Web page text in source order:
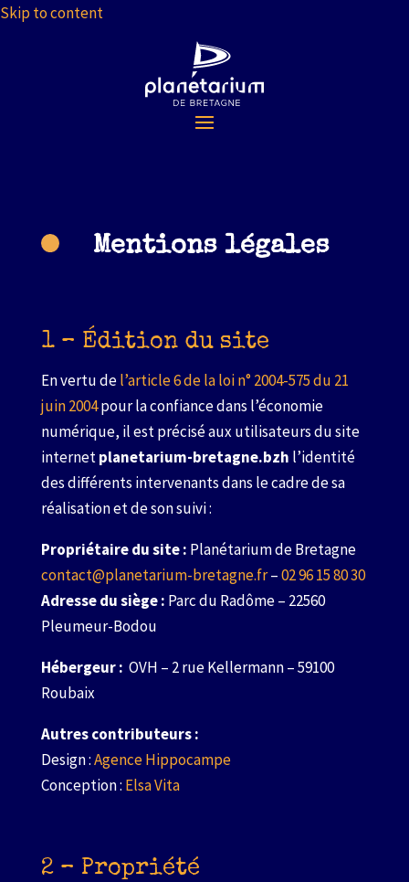
Skip to content
Mentions légales
1 – Édition du site
En vertu del’article 6 de la loi n° 2004-575 du 21
juin 2004pour la confiance dans l’économie
numérique, il est précisé aux utilisateurs du site
internetplanetarium-bretagne.bzh l’identité
des différents intervenants dans le cadre de sa
réalisation et de son suivi :
Propriétaire du site : Planétarium de Bretagne
contact@planetarium-bretagne.fr–02 96 15 80 30
Adresse du siège : Parc du Radôme – 22560
Pleumeur-Bodou
Hébergeur : OVH – 2 rue Kellermann – 59100
Roubaix
Autres contributeurs :
Design :Agence Hippocampe
Conception : Elsa Vita
2 – Propriété